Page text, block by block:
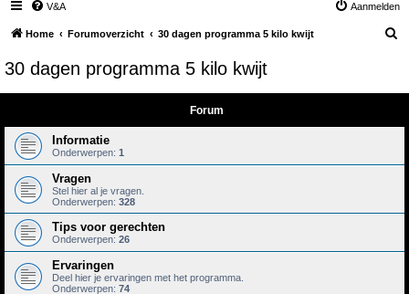
V&A Aanmelden
Home Forumoverzicht 30 dagen programma 5 kilo kwijt
30 dagen programma 5 kilo kwijt
Forum
Informatie
Onderwerpen: 1
Vragen
Stel hier al je vragen.
Onderwerpen: 328
Tips voor gerechten
Onderwerpen: 26
Ervaringen
Deel hier je ervaringen met het programma.
Onderwerpen: 74